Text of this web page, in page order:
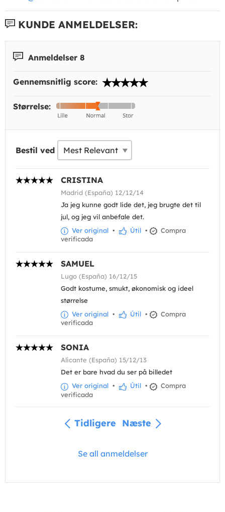
KUNDE ANMELDELSER:
Anmeldelser 8
Gennemsnitlig score:
Størrelse:
Bestil ved
CRISTINA
Madrid (España) 12/12/14
Ja jeg kunne godt lide det, jeg brugte det til
jul, og jeg vil anbefale det.
Ver original • Útil •
Compra
verificada
SAMUEL
Lugo (España) 16/12/15
Godt kostume, smukt, økonomisk og ideel
størrelse
Ver original • Útil •
Compra
verificada
SONIA
Alicante (España) 15/12/13
Det er bare hvad du ser på billedet
Ver original • Útil •
Compra
verificada
Tidligere Næste
Se all anmeldelser